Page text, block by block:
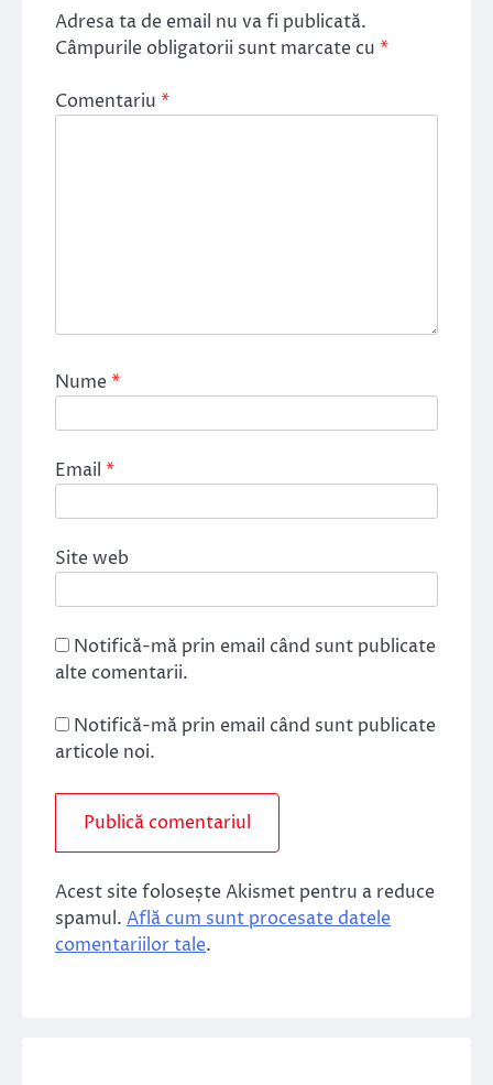
Adresa ta de email nu va fi publicată.
Câmpurile obligatorii sunt marcate cu *
Comentariu *
Nume*
Email *
Site web
Notifică-mă prin email când sunt publicate
alte comentarii.
Notifică-mă prin email când sunt publicate
articole noi.
Acest site folosește Akismet pentru a reduce
spamul. Află cum sunt procesate datele
comentariilor tale.